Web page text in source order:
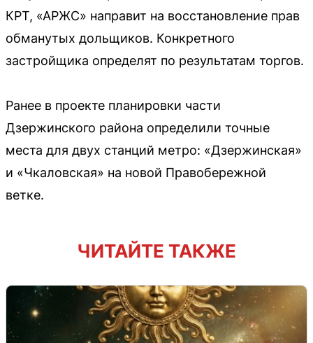
КРТ, «АРЖС» направит на восстановление прав
обманутых дольщиков. Конкретного
застройщика определят по результатам торгов.
Ранее в проекте планировки части
Дзержинского района определили точные
места для двух станций метро: «Дзержинская»
и «Чкаловская» на новой Правобережной
ветке.
ЧИТАЙТЕ ТАКЖЕ